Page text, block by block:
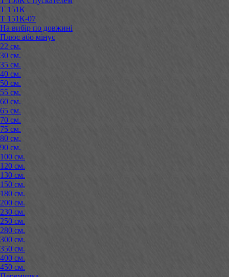
Т 151К
Т 151К-07
На вибір по довжині
Плюс або мінус
22 см.
30 см.
35 см.
40 см.
50 см.
55 см.
60 см.
65 см.
70 см.
75 см.
80 см.
90 см.
100 см.
120 см.
130 см.
150 см.
180 см.
200 см.
230 см.
250 см.
280 см.
300 см.
350 см.
400 см.
450 см.